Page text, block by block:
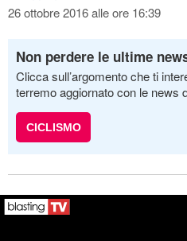
26 ottobre 2016 alle ore 16:39
Non perdere le ultime
Clicca sull’argomento che ti
terremo aggiornato con le news
CICLISMO